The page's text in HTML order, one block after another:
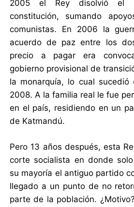
2005 el Rey disolvió el
constitución, sumando
comunistas. En 2006 la
acuerdo de paz entre los
precio a pagar era
gobierno provisional de
la monarquía, lo cual
2008. A la familia real le fue
en el país, residiendo en un
de Katmandú.
Pero 13 años después, esta
corte socialista en donde
su mayoría el antiguo partido
llegado a un punto de no
parte de la población.